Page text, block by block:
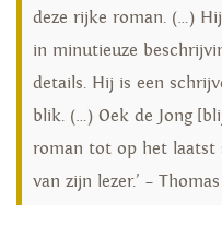
deze rijke roman. (…)
in minutieuze
details. Hij is een
blik. (…) Oek de Jong
roman tot op het laatst
van zijn lezer.’ –